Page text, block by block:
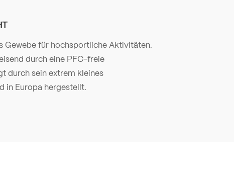
Gewebe für hochsportliche Aktivitäten.
durch eine PFC-freie
durch sein extrem kleines
in Europa hergestellt.